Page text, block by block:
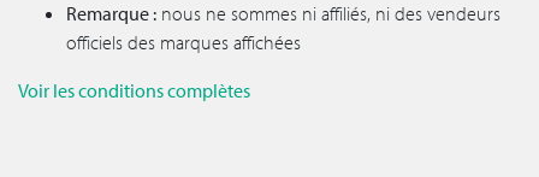
Remarque : nous ne sommes ni affiliés, ni des vendeurs
officiels des marques affichées
Voir les conditions complètes